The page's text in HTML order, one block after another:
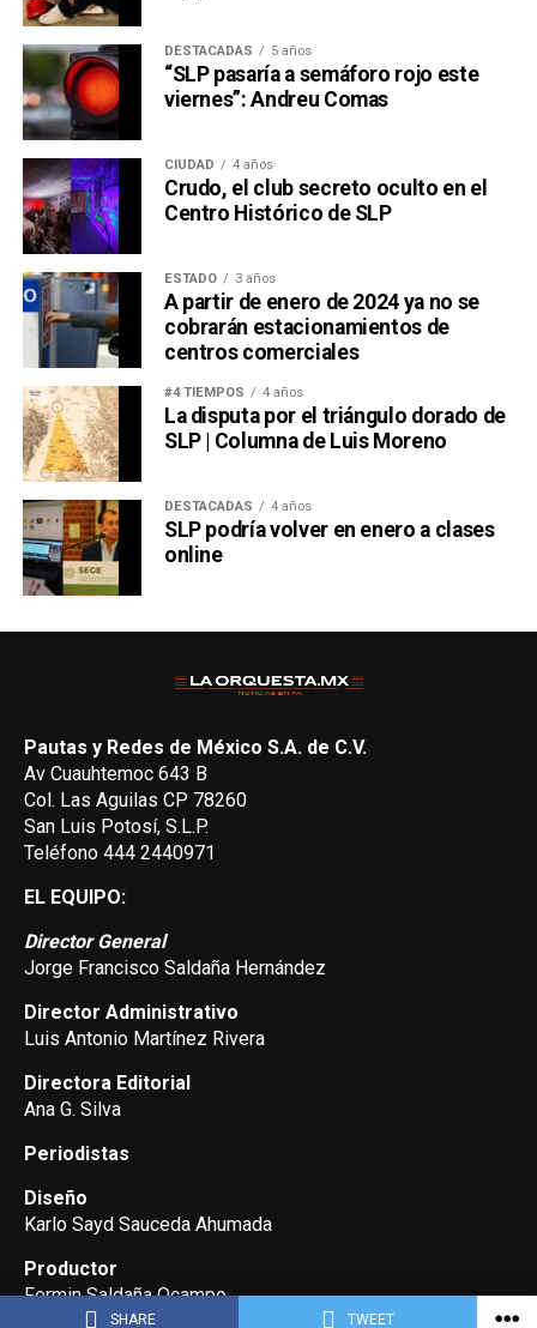
SHARE TWEET
DESTACADAS 5 años
“SLP pasaría a semáforo rojo este
viernes”: Andreu Comas
CIUDAD 4 años
Crudo, el club secreto oculto en el
Centro Histórico de SLP
ESTADO 3 años
A partir de enero de 2024 ya no se
cobrarán estacionamientos de
centros comerciales
#4 TIEMPOS 4 años
La disputa por el triángulo dorado de
SLP | Columna de Luis Moreno
DESTACADAS 4 años
SLP podría volver en enero a clases
online
Pautas y Redes de México S.A. de C.V.
Av Cuauhtemoc 643 B
Col. Las Aguilas CP 78260
San Luis Potosí, S.L.P.
Teléfono 444 2440971
EL EQUIPO:
Director General
Jorge Francisco Saldaña Hernández
Director Administrativo
Luis Antonio Martínez Rivera
Directora Editorial
Ana G. Silva
Periodistas
Diseño
Karlo Sayd Sauceda Ahumada
Productor
Fermin Saldaña Ocampo